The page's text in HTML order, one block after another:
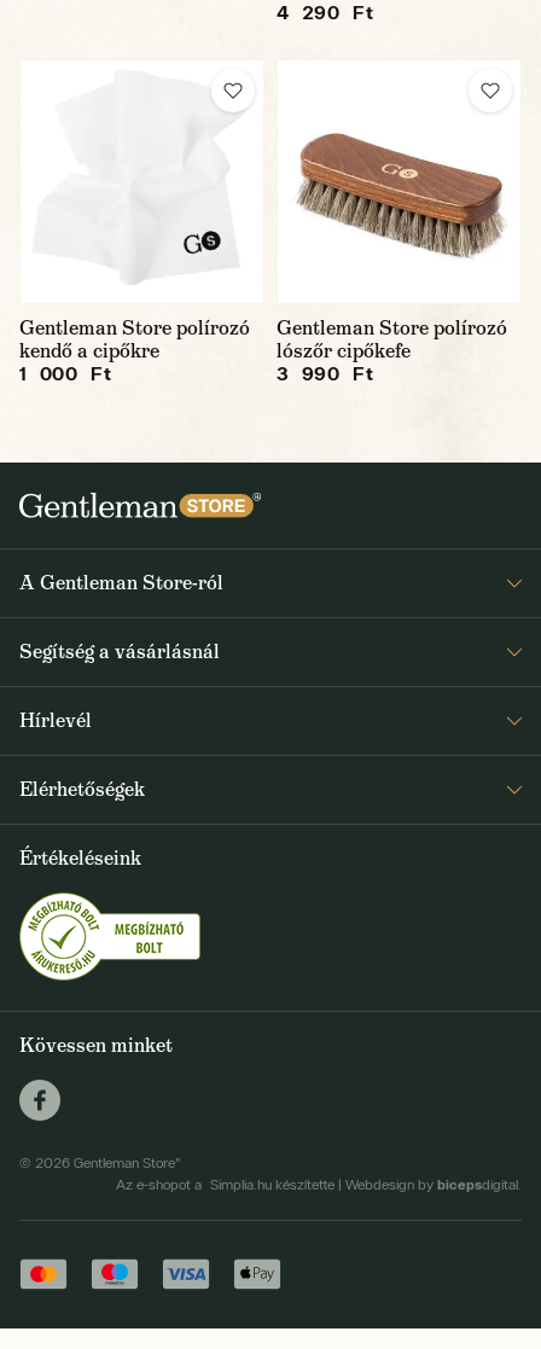
4 290 Ft
Gentleman Store polírozó
kendő a cipőkre
1 000 Ft
Gentleman Store polírozó
lószőr cipőkefe
3 990 Ft
A Gentleman Store-ról
Rólunk
Journal
Segítség a vásárlásnál
Általános Szerződési Feltételek
Hírlevél
a speciális kínálatokról
Egyetértek a hírlevél elküldésével
Elérhetőségek
Értékeléseink
Kövessen minket
© 2026 Gentleman Store"
Az e-shopot a Simplia.hu készítette | Webdesign by bicepsdigital.